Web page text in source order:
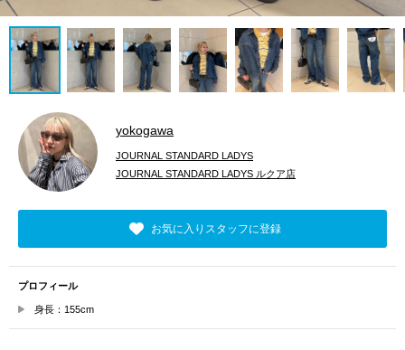
yokogawa
JOURNAL STANDARD LADYS
JOURNAL STANDARD LADYS ルクア店
お気に入りスタッフに登録
プロフィール
身長：155cm